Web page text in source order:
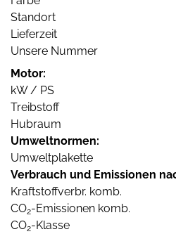
Standort
Lieferzeit
Unsere Nummer
Motor:
kW / PS
Treibstoff
Hubraum
Umweltnormen:
Umweltplakette
Verbrauch und Emissionen
Kraftstoffverbr. komb.
CO2-Emissionen komb.
CO2-Klasse